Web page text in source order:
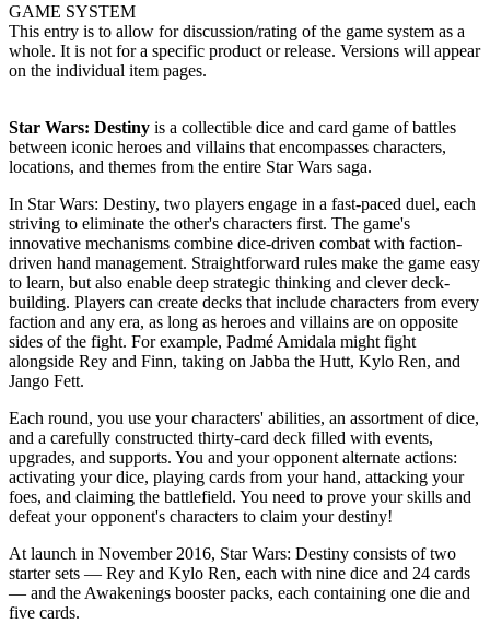
GAME SYSTEM
This entry is to allow for discussion/rating of the game system as a
whole. It is not for a specific product or release. Versions will appear
on the individual item pages.
Star Wars: Destiny is a collectible dice and card game of battles
between iconic heroes and villains that encompasses characters,
locations, and themes from the entire Star Wars saga.
In Star Wars: Destiny, two players engage in a fast-paced duel, each
striving to eliminate the other's characters first. The game's
innovative mechanisms combine dice-driven combat with faction-
driven hand management. Straightforward rules make the game easy
to learn, but also enable deep strategic thinking and clever deck-
building. Players can create decks that include characters from every
faction and any era, as long as heroes and villains are on opposite
sides of the fight. For example, Padmé Amidala might fight
alongside Rey and Finn, taking on Jabba the Hutt, Kylo Ren, and
Jango Fett.
Each round, you use your characters' abilities, an assortment of dice,
and a carefully constructed thirty-card deck filled with events,
upgrades, and supports. You and your opponent alternate actions:
activating your dice, playing cards from your hand, attacking your
foes, and claiming the battlefield. You need to prove your skills and
defeat your opponent's characters to claim your destiny!
At launch in November 2016, Star Wars: Destiny consists of two
starter sets — Rey and Kylo Ren, each with nine dice and 24 cards
— and the Awakenings booster packs, each containing one die and
five cards.